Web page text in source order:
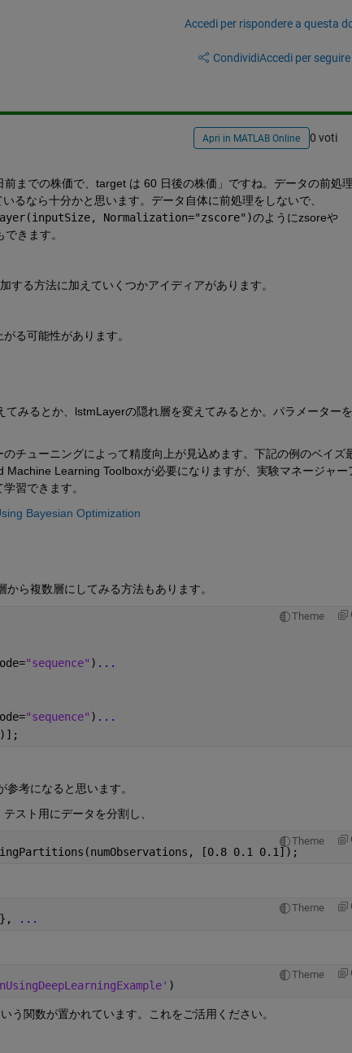
Accedi per rispondere a questa
CondividiAccedi per
Apri in MATLAB Online 0 voti
までの株価で、target は 60 日後の株価」ですね。データの前処
るなら十分かと思います。データ自体に前処理をしないで、
Normalization="zscore")のようにzsoreや
きます。
る方法に加えていくつかアイディアがあります。
る可能性があります。
みるとか、lstmLayerの隠れ層を変えてみるとか。パラメーター
チューニングによって精度向上が見込めます。下記の例のベイズ
Learning Toolboxが必要になりますが、実験マネージャー
習できます。
Bayesian Optimization
ら複数層にしてみる方法もあります。
Theme
"sequence" ) ...
"sequence" ) ...
参考になると思います。
スト用にデータを分割し、
Theme
[0.8 0.1 0.1]);
Theme
...
Theme
)
関数が置かれています。これをご活用ください。